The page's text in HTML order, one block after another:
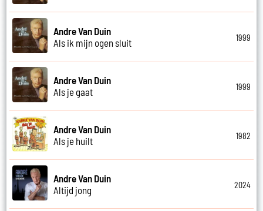
Andre Van Duin
Als ik mijn ogen sluit
1999
Andre Van Duin
Als je gaat
1999
Andre Van Duin
Als je huilt
1982
Andre Van Duin
Altijd jong
2024